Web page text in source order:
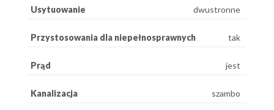
Usytuowanie dwustronne
Przystosowania dla niepełnosprawnych tak
Prąd jest
Kanalizacja szambo